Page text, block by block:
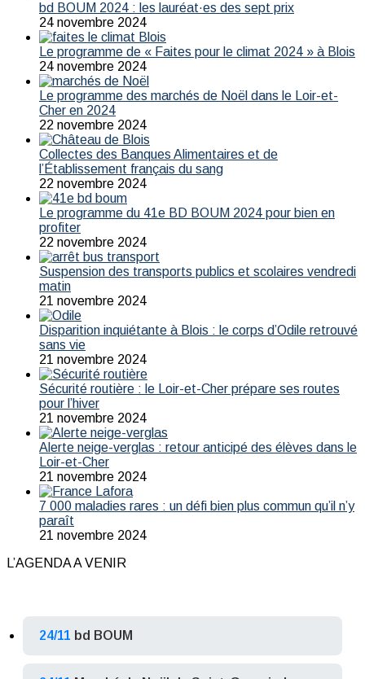
bd BOUM 2024 : les lauréat·es des sept prix
24 novembre 2024
Le programme de « Faites pour le climat 2024 » à Blois
24 novembre 2024
Le programme des marchés de Noël dans le Loir-et-
Cher en 2024
22 novembre 2024
Collectes des Banques Alimentaires et de
l’Établissement français du sang
22 novembre 2024
Le programme du 41e BD BOUM 2024 pour bien en
profiter
22 novembre 2024
Suspension des transports publics et scolaires vendredi
matin
21 novembre 2024
Disparition inquiétante à Blois : le corps d’Odile retrouvé
sans vie
21 novembre 2024
Sécurité routière : le Loir-et-Cher prépare ses routes
pour l’hiver
21 novembre 2024
Alerte neige-verglas : retour anticipé des élèves dans le
Loir-et-Cher
21 novembre 2024
7 000 maladies rares : un défi bien plus commun qu’il n’y
paraît
21 novembre 2024
L’AGENDA A VENIR
24/11 bd BOUM